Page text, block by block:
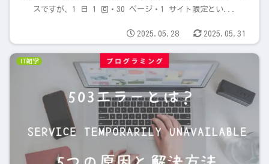
スですが、1 日 1 回・30 ページ・1 サイト限定とい...
2025.05.28 2025.05.31
IT雑学